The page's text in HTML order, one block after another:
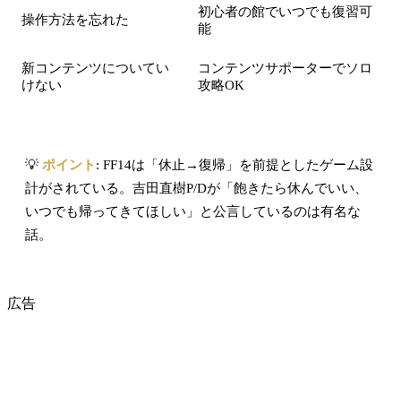
操作方法を忘れた
初心者の館でいつでも復習可
能
新コンテンツについてい
けない
コンテンツサポーターでソロ
攻略OK
💡 ポイント : FF14は「休止→復帰」を前提としたゲーム設
計がされている。吉田直樹P/Dが「飽きたら休んでいい、
いつでも帰ってきてほしい」と公言しているのは有名な
話。
広告